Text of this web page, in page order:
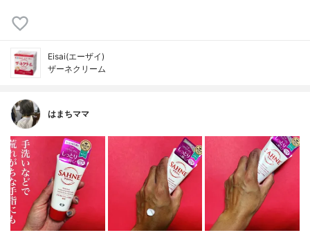
Eisai(エーザイ)
ザーネクリーム
はまちママ